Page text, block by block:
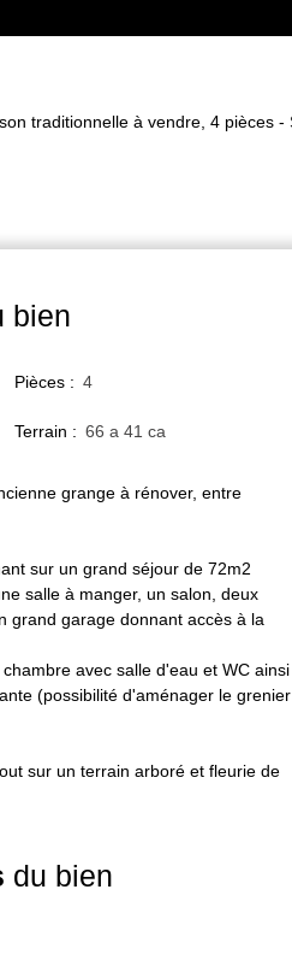
traditionnelle à vendre, 4 pièces
bien
Pièces : 4
Terrain : 66 a 41 ca
grange à rénover, entre
sur un grand séjour de 72m2
salle à manger, un salon, deux
grand garage donnant accès à la
avec salle d'eau et WC ainsi
(possibilité d'aménager le grenier
sur un terrain arboré et fleurie de
du bien